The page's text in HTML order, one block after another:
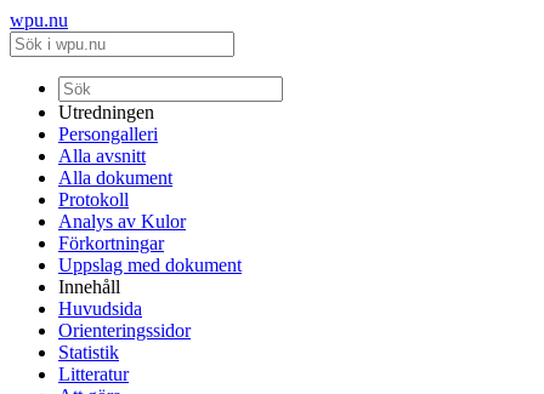
wpu.nu
Utredningen
Persongalleri
Alla avsnitt
Alla dokument
Protokoll
Analys av Kulor
Förkortningar
Uppslag med dokument
Innehåll
Huvudsida
Orienteringssidor
Statistik
Litteratur